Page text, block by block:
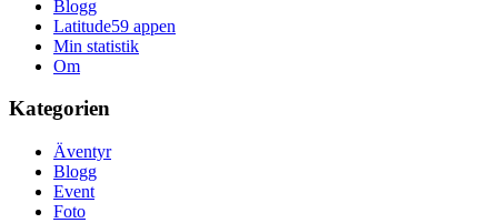
Blogg
Latitude59 appen
Min statistik
Om
Kategorien
Äventyr
Blogg
Event
Foto